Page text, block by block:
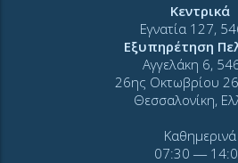
Κεντρικά
Εγνατία 127,
Εξυπηρέτηση
Αγγελάκη 6,
26ης Οκτωβρίου
Θεσσαλονίκη,
Καθημερινά
07:30 ―